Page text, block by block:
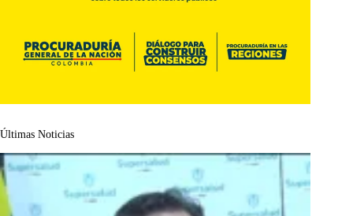
Últimas Noticias